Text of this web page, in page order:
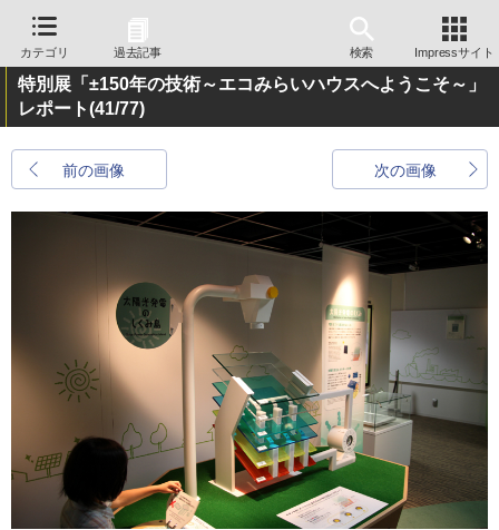
カテゴリ 過去記事 検索 Impressサイト
特別展「±150年の技術～エコみらいハウスへようこそ～」
レポート(41/77)
前の画像 次の画像